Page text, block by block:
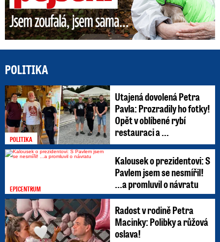
POLITIKA
POLITIKA
Utajená dovolená Petra
Pavla: Prozradily ho fotky!
Opět v oblíbené rybí
restauraci a ...
EPICENTRUM
Kalousek o prezidentovi: S
Pavlem jsem se nesmířil!
...a promluvil o návratu
Radost v rodině Petra
Macinky: Polibky a růžová
oslava!